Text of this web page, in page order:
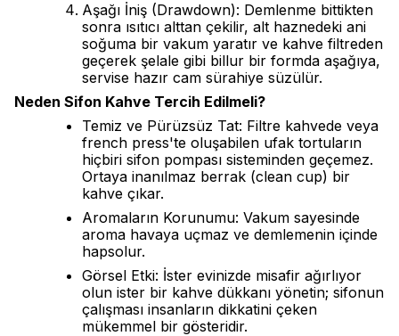
Aşağı İniş (Drawdown): Demlenme bittikten
sonra ısıtıcı alttan çekilir, alt haznedeki ani
soğuma bir vakum yaratır ve kahve filtreden
geçerek şelale gibi billur bir formda aşağıya,
servise hazır cam sürahiye süzülür.
Neden Sifon Kahve Tercih Edilmeli?
Temiz ve Pürüzsüz Tat: Filtre kahvede veya
french press'te oluşabilen ufak tortuların
hiçbiri sifon pompası sisteminden geçemez.
Ortaya inanılmaz berrak (clean cup) bir
kahve çıkar.
Aromaların Korunumu: Vakum sayesinde
aroma havaya uçmaz ve demlemenin içinde
hapsolur.
Görsel Etki: İster evinizde misafir ağırlıyor
olun ister bir kahve dükkanı yönetin; sifonun
çalışması insanların dikkatini çeken
mükemmel bir gösteridir.